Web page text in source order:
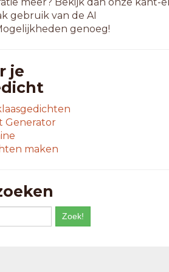
gebruik van de AI
genoeg!
je
Generator
maken